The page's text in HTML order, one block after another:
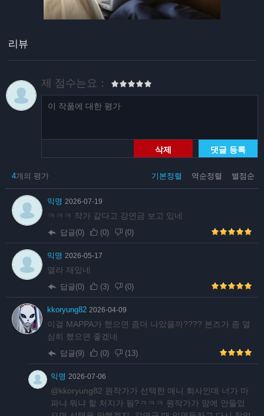
리뷰
제 점수는요：
삭제 댓글 등록
기본정렬 역순정렬 별점순
4개의 평가
익명 2026-07-19
ㅋㅋㅋ 작가 같다고 강연금 보고 있네
답글(0) (0) (0)
익명 2026-05-17
열라 재밌네
답글(0) (3) (0)
kkoryung82 2026-04-09
이걸 MAPPA가 했으면 좀더 나았을까???? 본즈가 좀 열
심히 했으면 좋겠네
답글(9) (0) (13)
익명 2026-07-06
@kkoryung82 원작가가 선택한 애니 회사인데 너가 마
파냐 뭐냐 할 처지가 됨?ㅋㅋㅋ 원작가가 맘에 안들었